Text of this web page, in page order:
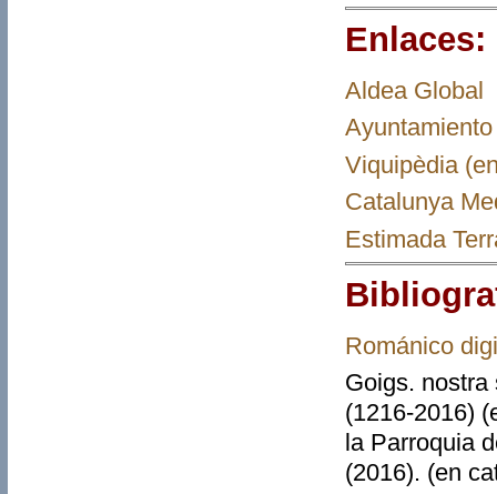
Enlaces:
Aldea Global
Viquipèdia
Catalunya
Estimada
Románico
Goigs.
(1216-2016)
la Parroquia
(2016). (en